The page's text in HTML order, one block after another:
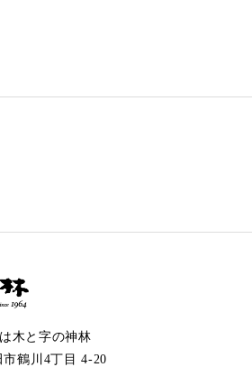
木と字の神林
鶴川4丁目 4-20